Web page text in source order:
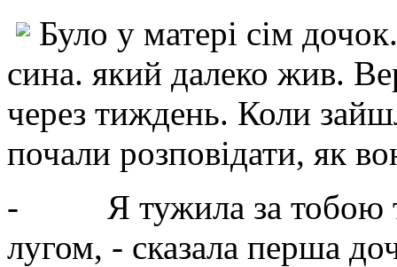
Було у матері сім
сина. який далеко жив.
через тиждень. Коли
почали розповідати, як
- Я тужила за тобою
лугом, - сказала перша